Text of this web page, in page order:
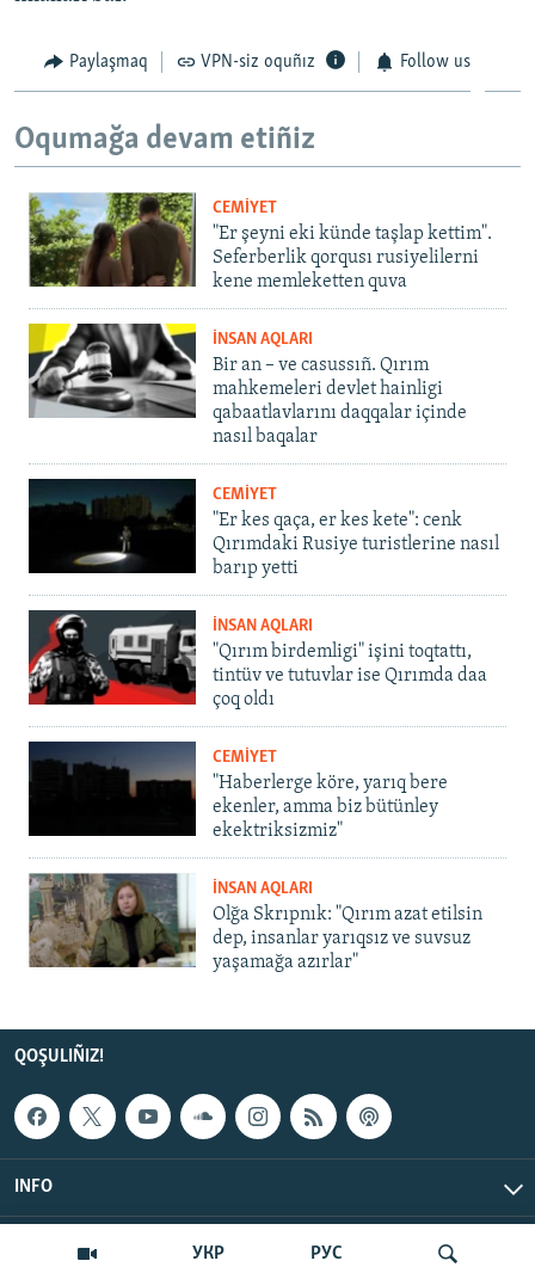
УКР РУС
Paylaşmaq VPN-siz oquñız Follow us
Oqumağa devam etiñiz
CEMİYET
"Er şeyni eki künde taşlap kettim".
Seferberlik qorqusı rusiyelilerni
kene memleketten quva
İNSAN AQLARI
Bir an – ve casussıñ. Qırım
mahkemeleri devlet hainligi
qabaatlavlarını daqqalar içinde
nasıl baqalar
CEMİYET
"Er kes qaça, er kes kete": cenk
Qırımdaki Rusiye turistlerine nasıl
barıp yetti
İNSAN AQLARI
"Qırım birdemligi" işini toqtattı,
tintüv ve tutuvlar ise Qırımda daa
çoq oldı
CEMİYET
"Haberlerge köre, yarıq bere
ekenler, amma biz bütünley
ekektriksizmiz"
İNSAN AQLARI
Olğa Skrıpnık: "Qırım azat etilsin
dep, insanlar yarıqsız ve suvsuz
yaşamağa azırlar"
QOŞULIÑIZ!
INFO
© Qırım.Aqiqat, 2026 | All Rights Reserved.